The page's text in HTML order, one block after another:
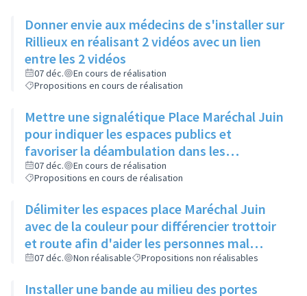
Donner envie aux médecins de s'installer sur
Rillieux en réalisant 2 vidéos avec un lien
entre les 2 vidéos
07 déc.
En cours de réalisation
Propositions en cours de réalisation
Mettre une signalétique Place Maréchal Juin
pour indiquer les espaces publics et
favoriser la déambulation dans les
différents cheminements
07 déc.
En cours de réalisation
Propositions en cours de réalisation
Délimiter les espaces place Maréchal Juin
avec de la couleur pour différencier trottoir
et route afin d'aider les personnes mal
voyantes
07 déc. Non réalisable Propositions non réalisables
Installer une bande au milieu des portes